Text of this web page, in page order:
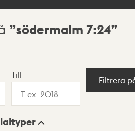
södermalm 7:24
Till
Filtrera